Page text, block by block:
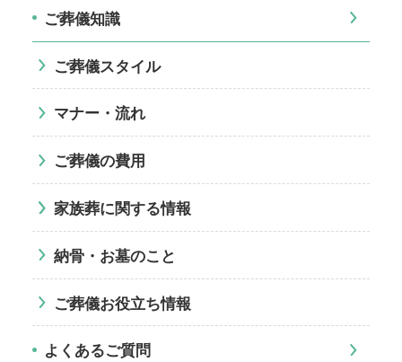
ご葬儀知識
ご葬儀スタイル
マナー・流れ
ご葬儀の費用
家族葬に関する情報
納骨・お墓のこと
ご葬儀お役立ち情報
よくあるご質問